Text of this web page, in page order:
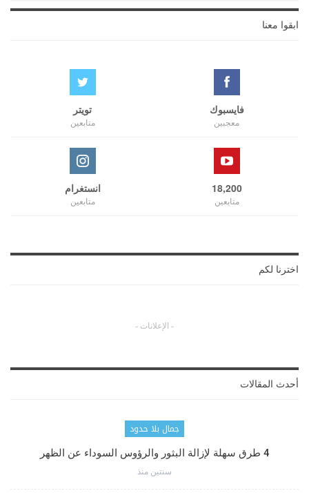
ابقوا معنا
فايسبوك
معجبين
تويتر
متابعين
18,200
متابعين
انستغرام
متابعين
اخترنا لكم
- الإعلانات -
أحدث المقالات
جمال بلا حدود
4 طرق سهلة لإزالة البثور والرؤوس السوداء عن الظهر
سنتين منذ